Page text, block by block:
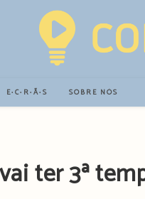
E∙C∙R∙Ã∙S SOBRE NÓS
ter 3ª